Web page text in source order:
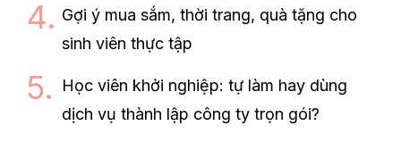
Gợi ý mua sắm, thời trang, quà tặng cho
sinh viên thực tập
Học viên khởi nghiệp: tự làm hay dùng
dịch vụ thành lập công ty trọn gói?